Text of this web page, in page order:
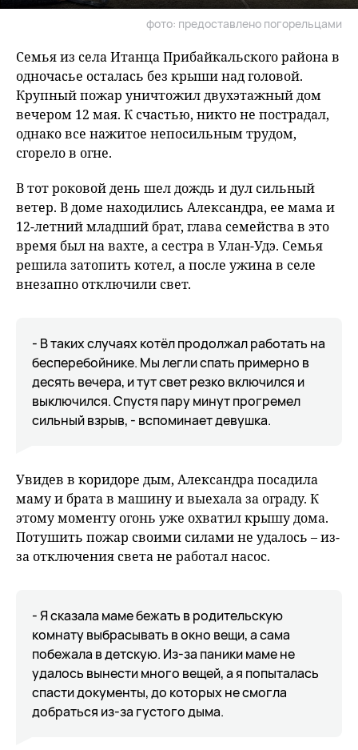
Play Mute
фото: предоставлено погорельцами
Семья из села Итанца Прибайкальского района в
одночасье осталась без крыши над головой.
Крупный пожар уничтожил двухэтажный дом
вечером 12 мая. К счастью, никто не пострадал,
однако все нажитое непосильным трудом,
сгорело в огне.
В тот роковой день шел дождь и дул сильный
ветер. В доме находились Александра, ее мама и
12-летний младший брат, глава семейства в это
время был на вахте, а сестра в Улан-Удэ. Семья
решила затопить котел, а после ужина в селе
внезапно отключили свет.
- В таких случаях котёл продолжал работать на
бесперебойнике. Мы легли спать примерно в
десять вечера, и тут свет резко включился и
выключился. Спустя пару минут прогремел
сильный взрыв, - вспоминает девушка.
Увидев в коридоре дым, Александра посадила
маму и брата в машину и выехала за ограду. К
этому моменту огонь уже охватил крышу дома.
Потушить пожар своими силами не удалось – из-
за отключения света не работал насос.
- Я сказала маме бежать в родительскую
комнату выбрасывать в окно вещи, а сама
побежала в детскую. Из-за паники маме не
удалось вынести много вещей, а я попыталась
спасти документы, до которых не смогла
добраться из-за густого дыма.